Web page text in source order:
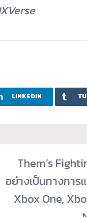
LINKEDIN
Them’s
อย่างเป็นทางการ
Xbox One,